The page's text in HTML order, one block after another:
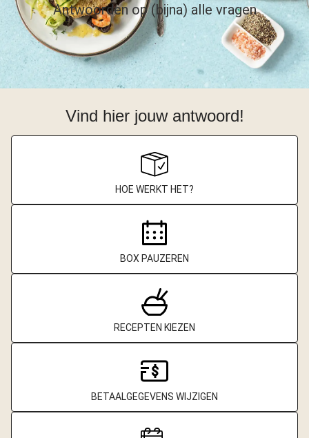
Antwoorden op (bijna) alle vragen
Vind hier jouw antwoord!
HOE WERKT HET?
BOX PAUZEREN
RECEPTEN KIEZEN
BETAALGEGEVENS WIJZIGEN